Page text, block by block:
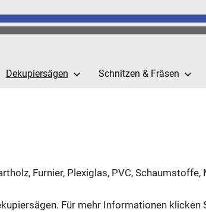
Dekupiersägen Schnitzen & Fräsen
Furnier, Plexiglas, PVC,
Für mehr Informationen klicken